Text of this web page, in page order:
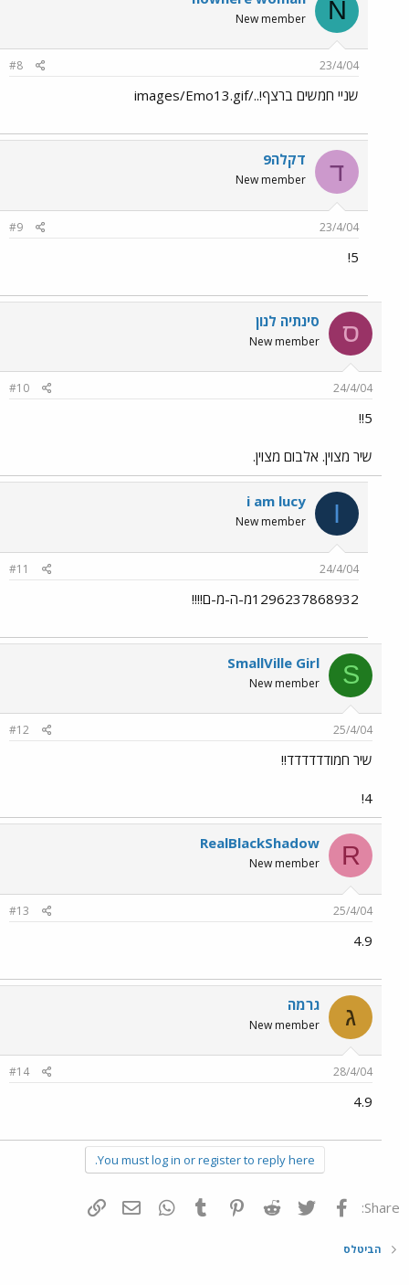
N
New member
23/4/04
#8
שניי חמשים ברצף!../images/Emo13.gif
ד דקלה9
New member
23/4/04
#9
5!
ס סינתיה לנון
New member
24/4/04
#10
5!!
שיר מצוין. אלבום מצוין.
I
i am lucy
New member
24/4/04
#11
1296237868932מ-ה-מ-ם!!!!
S
SmallVille Girl
New member
25/4/04
#12
שיר חמודדדדדד!!
4!
R
RealBlackShadow
New member
25/4/04
#13
4.9
ג גרמה
New member
28/4/04
#14
4.9
You must log in or register to reply here.
Share: פייסבוק Twitter
Reddit
Pinterest
Tumblr
WhatsAppדואר אלקטרוני
הביטלס